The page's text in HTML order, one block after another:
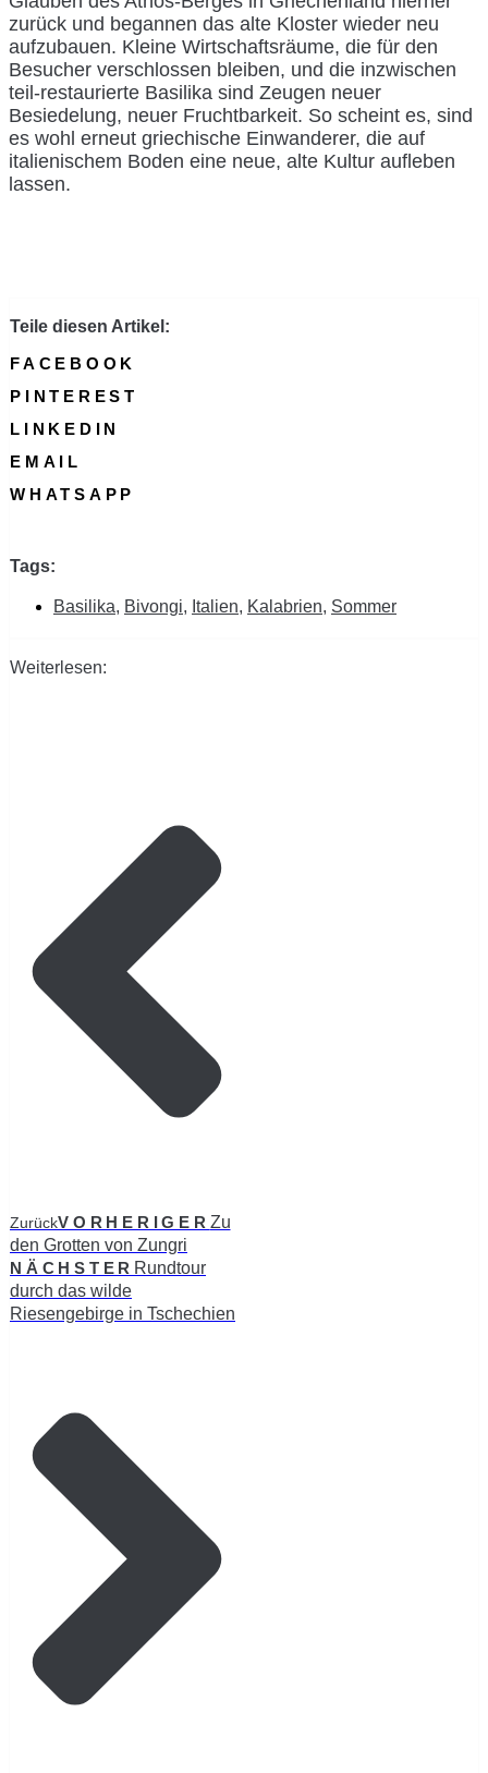
zurück und begannen das alte Kloster wieder neu
aufzubauen. Kleine Wirtschaftsräume, die für den
Besucher verschlossen bleiben, und die inzwischen
teil-restaurierte Basilika sind Zeugen neuer
Besiedelung, neuer Fruchtbarkeit. So scheint es, sind
es wohl erneut griechische Einwanderer, die auf
italienischem Boden eine neue, alte Kultur aufleben
lassen.
Teile diesen Artikel:
FACEBOOK
PINTEREST
LINKEDIN
EMAIL
WHATSAPP
Tags:
Basilika, Bivongi, Italien, Kalabrien, Sommer
Weiterlesen:
ZurückVORHERIGER Zu
den Grotten von Zungri
NÄCHSTER Rundtour
durch das wilde
Riesengebirge in Tschechien